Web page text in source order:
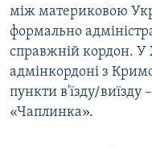
між материковою
формально
справжній кордон. У
адмінкордоні з
пункти в'їзду/виїзду
«Чаплинка».